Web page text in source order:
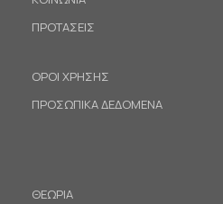
ΠΡΟΤΑΣΕΙΣ
ΟΡΟΙ ΧΡΗΣΗΣ
ΠΡΟΣΩΠΙΚΑ ΔΕΔΟΜΕΝΑ
ΘΕΩΡΙΑ